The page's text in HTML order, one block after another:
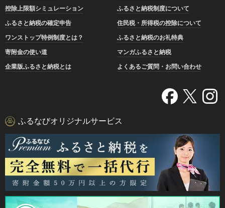
控除上限額シミュレーション
ふるさと納税制度について
ふるさと納税の確定申告
住民税・所得税の控除について
ワンストップ特例制度とは？
ふるさと納税のお礼特典
寄附金の使い道
マンガふるさと納税
企業版ふるさと納税とは
よくあるご質問・お問い合わせ
ふるなびオリジナルサービス